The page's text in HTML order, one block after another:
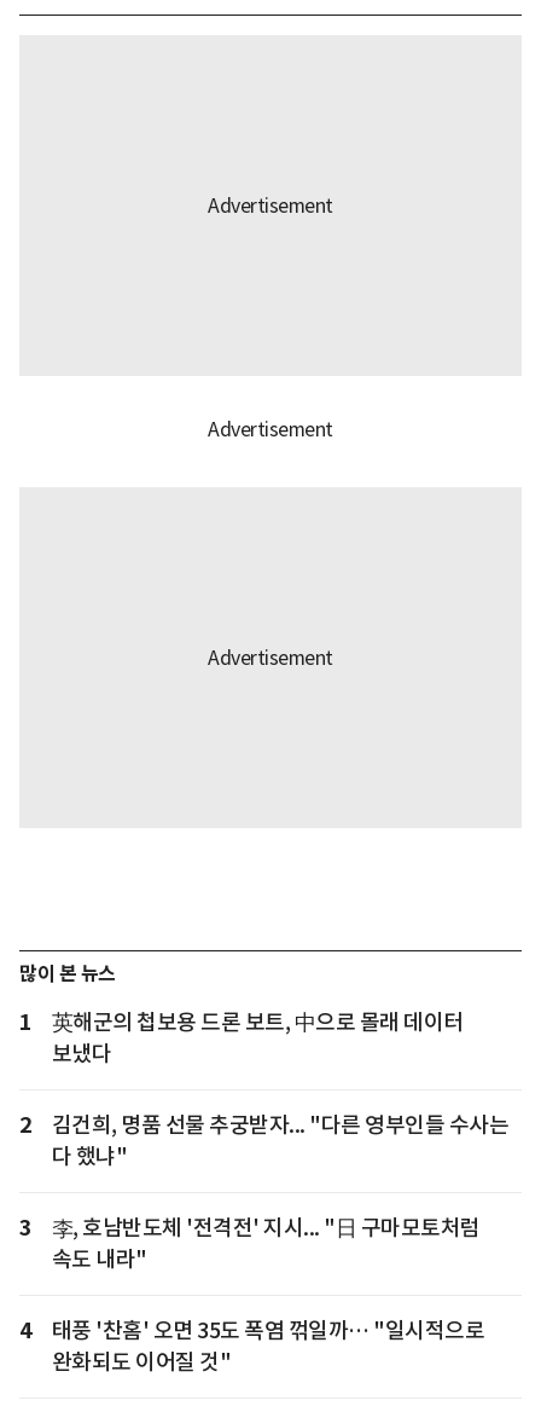
많이 본 뉴스
1
英해군의 첩보용 드론 보트, 中으로 몰래 데이터
보냈다
2
김건희, 명품 선물 추궁받자... "다른 영부인들 수사는
다 했냐"
3
李, 호남반도체 '전격전' 지시... "日 구마모토처럼
속도 내라"
4
태풍 '찬홈' 오면 35도 폭염 꺾일까… "일시적으로
완화되도 이어질 것"